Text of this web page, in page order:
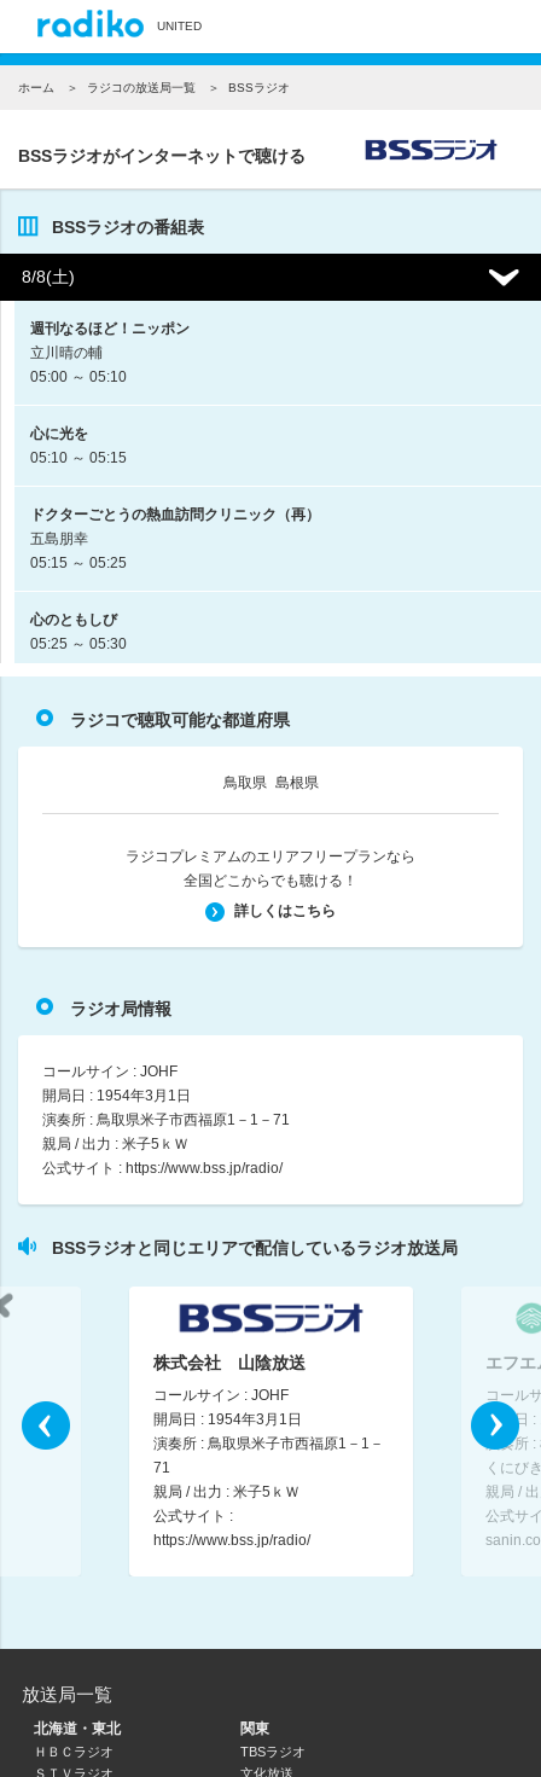
UNITED
ホーム ラジコの放送局一覧 BSSラジオ
BSSラジオがインターネットで聴ける
BSSラジオの番組表
8/8(土)
週刊なるほど！ニッポン
立川晴の輔
05:00 ～ 05:10
心に光を
05:10 ～ 05:15
ドクターごとうの熱血訪問クリニック（再）
五島朋幸
05:15 ～ 05:25
心のともしび
05:25 ～ 05:30
05:30 ～ 05:40
山崎ていじのていじにスタート！
セ・ラヴィ～いのちの声を伝えたい～
長塚京三（朗読パート） / 下尾みう（ANB48）（番組ナビゲーター）
木梨憲武
06:00 ～ 07:00
藤田恵美のかみつれ雑貨店
藤田恵美
07:00 ～ 07:30
演歌で宴会！
07:30 ～ 07:45
小倉・IMALUの〇〇玉手箱
08:00 ～ 08:15
佐藤健一（SATOKEN）
08:40 ～ 08:55
ラジコで聴取可能な都道府県
鳥取県 島根県
ラジコプレミアムのエリアフリープランなら
全国どこからでも聴ける！
詳しくはこちら
ラジオ局情報
コールサイン : JOHF
開局日 : 1954年3月1日
演奏所 : 鳥取県米子市西福原1－1－71
親局 / 出力 : 米子5ｋＷ
公式サイト : https://www.bss.jp/radio/
BSSラジオと同じエリアで配信しているラジオ放送局
株式会社 山陰放送
コールサイン : JOHF
開局日 : 1954年3月1日
演奏所 : 鳥取県米子市西福原1－1－
71
親局 / 出力 : 米子5ｋＷ
公式サイト :
https://www.bss.jp/radio/
エフエ
コール
開局日
演奏所 :
くにび
親局 /
公式サ
放送局一覧
北海道・東北
ＨＢＣラジオ
ＳＴＶラジオ
関東
TBSラジオ
文化放送